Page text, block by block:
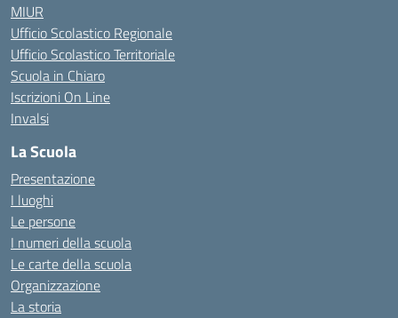
MIUR
Ufficio Scolastico Regionale
Ufficio Scolastico Territoriale
Scuola in Chiaro
Iscrizioni On Line
Invalsi
La Scuola
Presentazione
I luoghi
Le persone
I numeri della scuola
Le carte della scuola
Organizzazione
La storia